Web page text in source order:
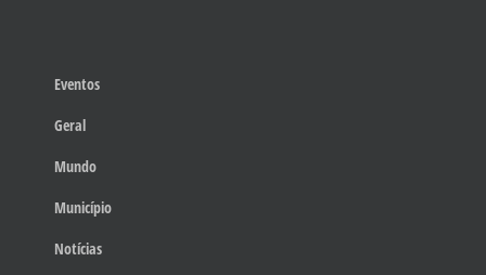
Eventos
Geral
Mundo
Município
Notícias